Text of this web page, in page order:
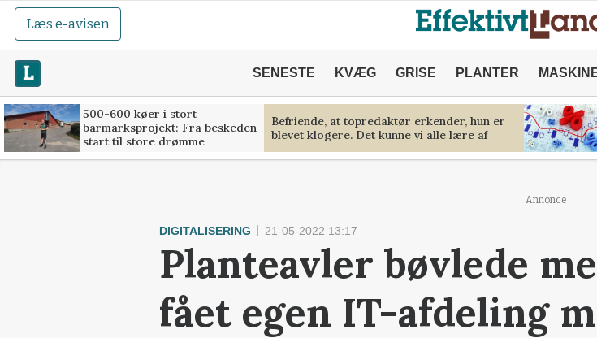
Læs e-avisen
SENESTE KVÆG GRISE PLANTER
500-600 køer i stort
barmarksprojekt: Fra beskeden
start til store drømme
Befriende, at topredaktør erkender, hun er
blevet klogere. Det kunne vi alle lære af
Annonce
DIGITALISERING 21-05-2022 13:17
Planteavler bøvlede
fået egen IT-afdeling